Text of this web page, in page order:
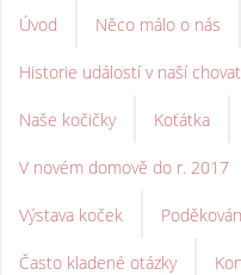
Úvod Něco málo o nás
Historie událostí v naší
Naše kočičky Koťátka
V novém domově do r. 2017
Výstava koček
Často kladené otázky